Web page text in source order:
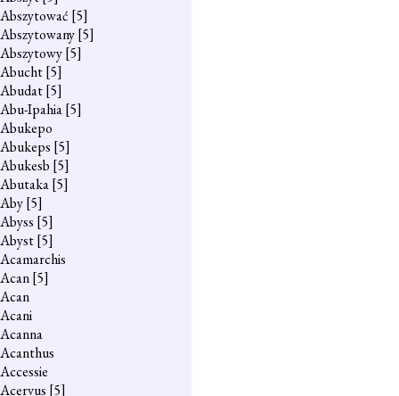
Abszytować [5]
Abszytowany[5]
Abszytowy[5]
Abucht[5]
Abudat[5]
Abu-Ipahia[5]
Abukepo
Abukeps [5]
Abukesb [5]
Abutaka[5]
Aby[5]
Abyss [5]
Abyst[5]
Acamarchis
Acan[5]
Acan
Acani
Acanna
Acanthus
Accessie
Acervus [5]